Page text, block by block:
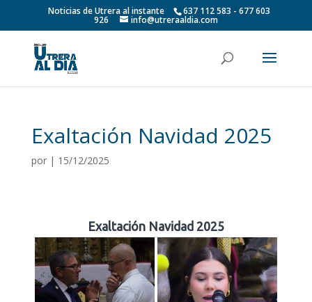
Noticias de Utrera al instante 637 112 583 - 677 603
926 info@utreraaldia.com
Exaltación Navidad 2025
por | 15/12/2025
Exaltación Navidad 2025